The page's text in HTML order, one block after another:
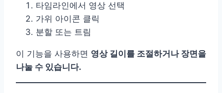
타임라인에서 영상 선택
가위 아이콘 클릭
분할 또는 트림
이 기능을 사용하면 영상 길이를 조절하거나 장면을
나눌 수 있습니다.